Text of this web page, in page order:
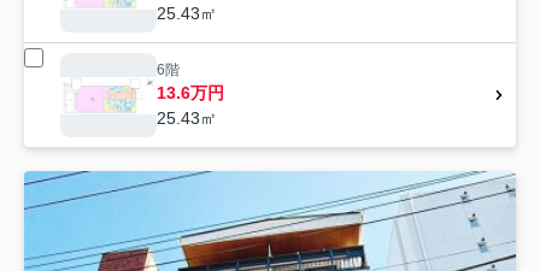
25.43㎡
6階
13.6万円
25.43㎡